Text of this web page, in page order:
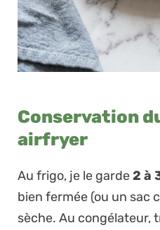
Conservation
airfryer
Au frigo, je le garde2 à
bien fermée (ou un sac
sèche. Au congélateur,